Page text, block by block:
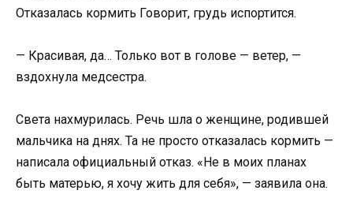
Отказалась кормить Говорит, грудь испортится.
— Красивая, да… Только вот в голове — ветер, —
вздохнула медсестра.
Света нахмурилась. Речь шла о женщине, родившей
мальчика на днях. Та не просто отказалась кормить —
написала официальный отказ. «Не в моих планах
быть матерью, я хочу жить для себя», — заявила она.